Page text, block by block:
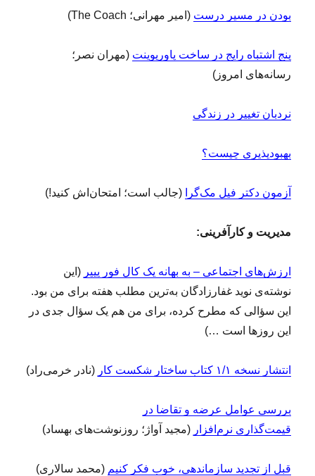
بودن در مسیر درست (امیر مهرانی؛ The Coach)
پنج اشتباه رایج در ساخت پاورپوینت (مهران نصر؛
رسانه‌های امروز)
نردبان تغییر در زندگی
بهبودپذیری چیست؟
آزمون دکتر فیل مک‌گرا (جالب است؛ امتحان‌اش کنید!)
مدیریت و کارآفرینی:
ارزش‌های اجتماعی – به بهانه یک کال فور پیپر (این
نوشته‌ی نوید غفارزادگان به‌ترین مطلب هفته برای من بود.
این سؤالی که مطرح کرده، برای من هم یک سؤال جدی در
این روزها است …)
انتشار نسخه ۱/۱ کتاب ساختار شکست کار (نادر خرمی‌راد)
بررسی عوامل عرضه و تقاضا در
قیمت‌گذاری نرم‌افزار (مجید آواژ؛ روزنوشت‌های بهساد)
قبل از تجدید سازماندهی، خوب فکر کنیم (محمد سالاری)